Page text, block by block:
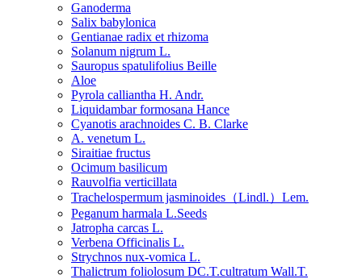
Ganoderma
Salix babylonica
Gentianae radix et rhizoma
Solanum nigrum L.
Sauropus spatulifolius Beille
Aloe
Pyrola calliantha H. Andr.
Liquidambar formosana Hance
Cyanotis arachnoides C. B. Clarke
A. venetum L.
Siraitiae fructus
Ocimum basilicum
Rauvolfia verticillata
Trachelospermum jasminoides（Lindl.）Lem.
Peganum harmala L.Seeds
Jatropha carcas L.
Verbena Officinalis L.
Strychnos nux-vomica L.
Thalictrum foliolosum DC.T.cultratum Wall.T.